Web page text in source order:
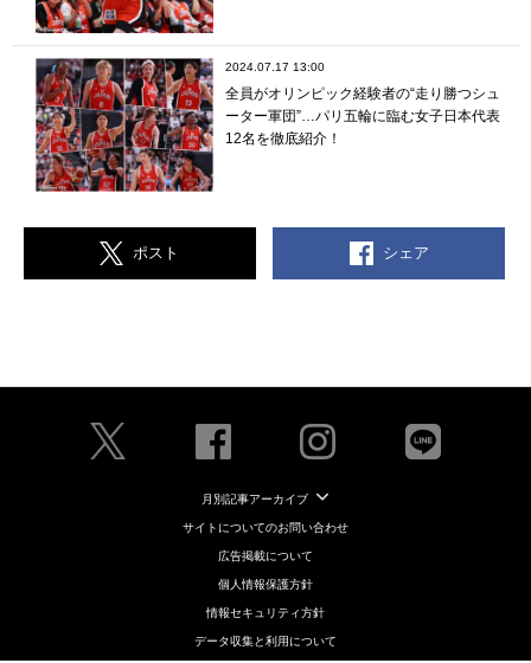
2024.07.17 13:00
全員がオリンピック経験者の“走り勝つシュ
ーター軍団”…パリ五輪に臨む女子日本代表
12名を徹底紹介！
ポスト シェア
月別記事アーカイブ
サイトについてのお問い合わせ
広告掲載について
個人情報保護方針
情報セキュリティ方針
データ収集と利用について